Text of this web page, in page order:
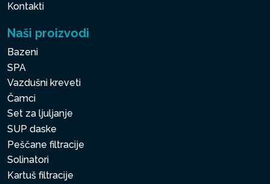
Kontakti
Naši proizvodi
Bazeni
SPA
Vazdušni kreveti
Čamci
Set za ljuljanje
SUP daske
Peščane filtracije
Solinatori
Kartuš filtracije